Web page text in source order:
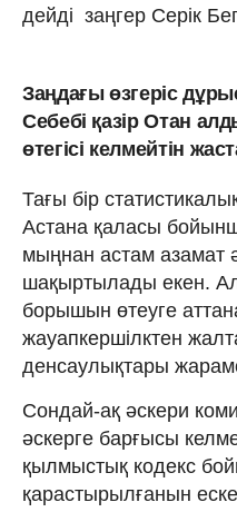
дейді заңгер Серік
Заңдағы өзгеріс
Себебі қазір Отан
өтегісі келмейтін
Тағы бір
Астана қаласы
мыңнан астам азамат
шақыртылады екен.
борышын өтеуге
жауапкершілктен
денсаулықтары
Сондай-ақ әскери
әскерге барғысы
қылмыстық кодекс
қарастырылғанын